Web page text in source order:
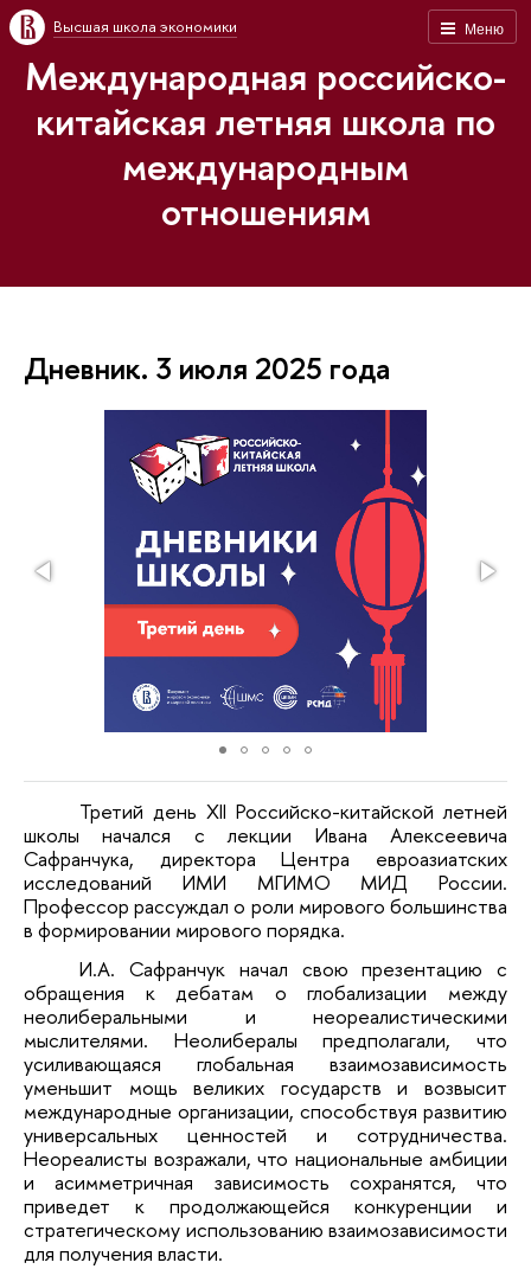
Меню
Высшая школа экономики
Международная российско-
китайская летняя школа по
международным
отношениям
Дневник. 3 июля 2025 года
Третий день XII Российско-китайской летней
школы начался с лекции Ивана Алексеевича
Сафранчука, директора Центра евроазиатских
исследований ИМИ МГИМО МИД России.
Профессор рассуждал о роли мирового большинства
в формировании мирового порядка.
И.А. Сафранчук начал свою презентацию с
обращения к дебатам о глобализации между
неолиберальными и неореалистическими
мыслителями. Неолибералы предполагали, что
усиливающаяся глобальная взаимозависимость
уменьшит мощь великих государств и возвысит
международные организации, способствуя развитию
универсальных ценностей и сотрудничества.
Неореалисты возражали, что национальные амбиции
и асимметричная зависимость сохранятся, что
приведет к продолжающейся конкуренции и
стратегическому использованию взаимозависимости
для получения власти.